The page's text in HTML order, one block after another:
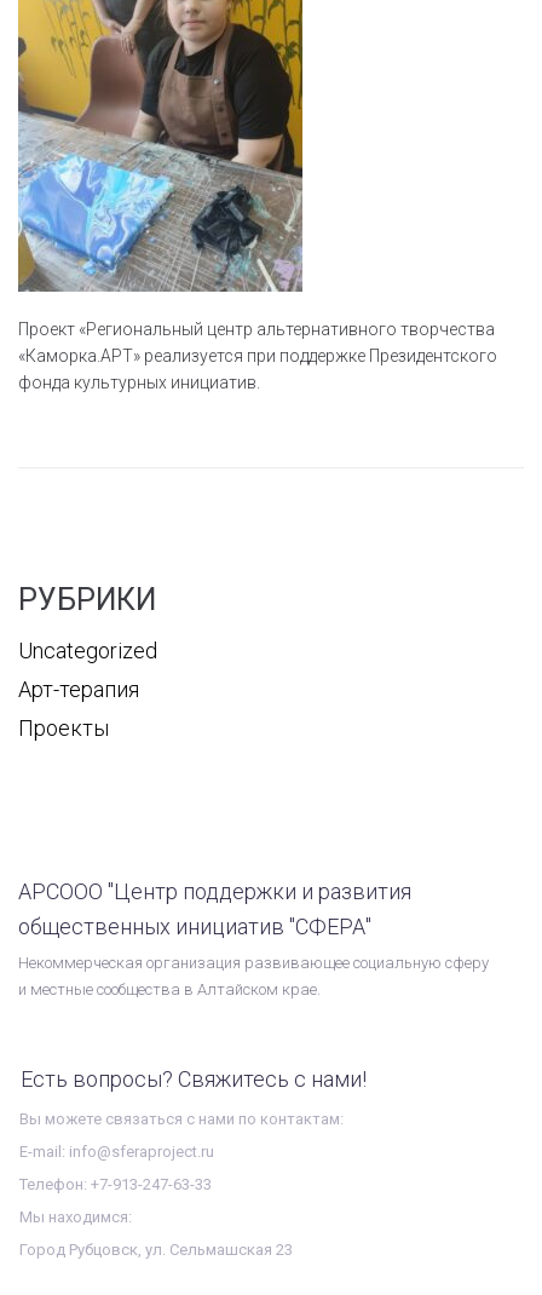
Проект «Региональный центр альтернативного творчества
«Каморка.АРТ» реализуется при поддержке Президентского
фонда культурных инициатив.
РУБРИКИ
Uncategorized
Арт-терапия
Проекты
АРСООО "Центр поддержки и развития
общественных инициатив "СФЕРА"
Некоммерческая организация развивающее социальную сферу
и местные сообщества в Алтайском крае.
Есть вопросы? Свяжитесь с нами!
Вы можете связаться с нами по контактам:
E-mail: info@sferaproject.ru
Телефон: +7-913-247-63-33
Мы находимся:
Город Рубцовск, ул. Сельмашская 23